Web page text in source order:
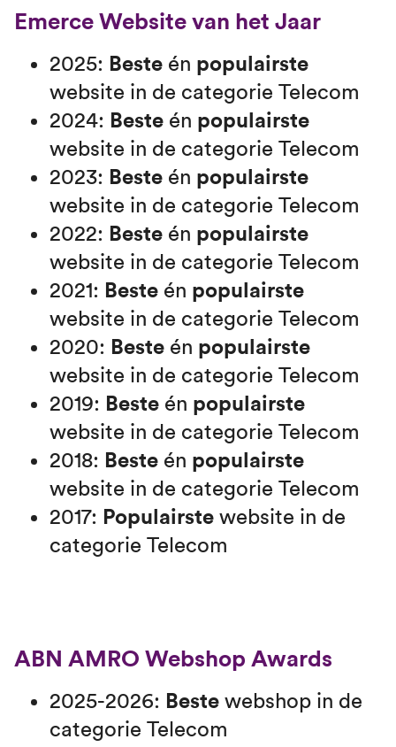
Emerce Website van het Jaar
2025: Beste én populairste
website in de categorie Telecom
2024: Beste én populairste
website in de categorie Telecom
2023: Beste én populairste
website in de categorie Telecom
2022: Beste én populairste
website in de categorie Telecom
2021: Beste én populairste
website in de categorie Telecom
2020: Beste én populairste
website in de categorie Telecom
2019: Beste én populairste
website in de categorie Telecom
2018: Beste én populairste
website in de categorie Telecom
2017: Populairste website in de
categorie Telecom
ABN AMRO Webshop Awards
2025-2026: Beste webshop in de
categorie Telecom